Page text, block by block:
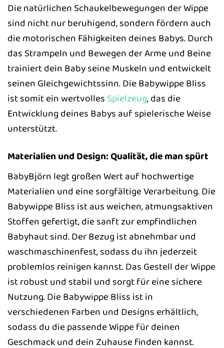
Die natürlichen Schaukelbewegungen der Wippe
sind nicht nur beruhigend, sondern fördern auch
die motorischen Fähigkeiten deines Babys. Durch
das Strampeln und Bewegen der Arme und Beine
trainiert dein Baby seine Muskeln und entwickelt
seinen Gleichgewichtssinn. Die Babywippe Bliss
ist somit ein wertvolles Spielzeug, das die
Entwicklung deines Babys auf spielerische Weise
unterstützt.
Materialien und Design: Qualität, die man spürt
BabyBjörn legt großen Wert auf hochwertige
Materialien und eine sorgfältige Verarbeitung. Die
Babywippe Bliss ist aus weichen, atmungsaktiven
Stoffen gefertigt, die sanft zur empfindlichen
Babyhaut sind. Der Bezug ist abnehmbar und
waschmaschinenfest, sodass du ihn jederzeit
problemlos reinigen kannst. Das Gestell der Wippe
ist robust und stabil und sorgt für eine sichere
Nutzung. Die Babywippe Bliss ist in
verschiedenen Farben und Designs erhältlich,
sodass du die passende Wippe für deinen
Geschmack und dein Zuhause finden kannst.